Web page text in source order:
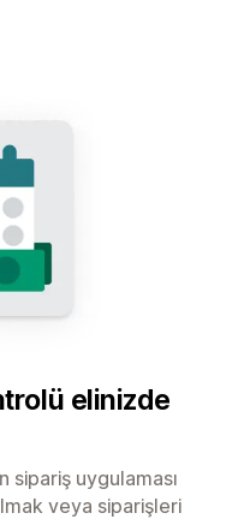
elinizde
sipariş uygulaması
veya siparişleri